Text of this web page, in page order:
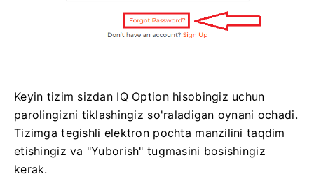
Keyin tizim sizdan IQ Option hisobingiz uchun
parolingizni tiklashingiz so'raladigan oynani ochadi.
Tizimga tegishli elektron pochta manzilini taqdim
etishingiz va "Yuborish" tugmasini bosishingiz
kerak.